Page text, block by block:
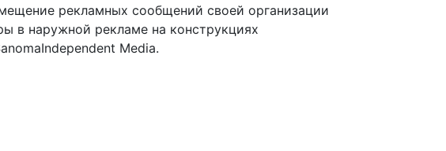
рекламных сообщений своей организации
в наружной рекламе на конструкциях
Media.